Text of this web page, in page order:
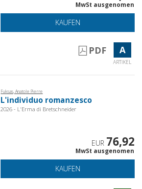
MwSt ausgenomen
KAUFEN
PDF A
ARTIKEL
Fuksas, Anatole Pierre
L'individuo romanzesco
2026 - L'Erma di Bretschneider
EUR 76,92
MwSt ausgenomen
KAUFEN